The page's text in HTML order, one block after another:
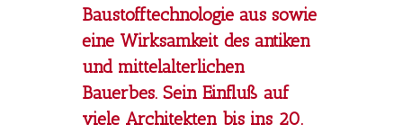
Baustofftechnologie aus sowie
eine Wirksamkeit des antiken
und mittelalterlichen
Bauerbes. Sein Einfluß auf
viele Architekten bis ins 20.